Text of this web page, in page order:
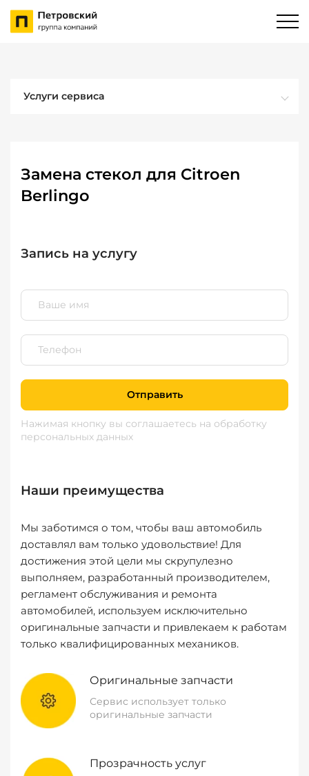
Услуги сервиса
Замена стекол для Citroen
Berlingo
Запись на услугу
Отправить
Нажимая кнопку вы соглашаетесь на обработку
персональных данных
Наши преимущества
Мы заботимся о том, чтобы ваш автомобиль
доставлял вам только удовольствие! Для
достижения этой цели мы скрупулезно
выполняем, разработанный производителем,
регламент обслуживания и ремонта
автомобилей, используем исключительно
оригинальные запчасти и привлекаем к работам
только квалифицированных механиков.
Оригинальные запчасти
Сервис использует только
оригинальные запчасти
Прозрачность услуг